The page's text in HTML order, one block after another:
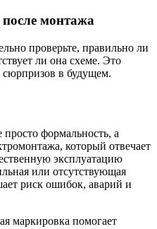
монтажа
проверьте, правильно ли
ли она схеме. Это
сюрпризов в будущем.
формальность, а
который отвечает
эксплуатацию
или отсутствующая
риск ошибок, аварий и
маркировка помогает